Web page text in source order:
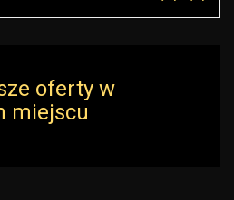
oferty w
miejscu